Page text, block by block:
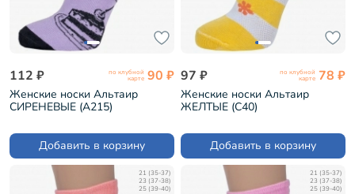
112 ₽ по клубной
карте 90 ₽
Женские носки Альтаир
СИРЕНЕВЫЕ (А215)
Добавить в корзину
97 ₽ по клубной
карте 78 ₽
Женские носки Альтаир
ЖЕЛТЫЕ (С40)
Добавить в корзину
21 (35-37)
23 (37-38)
25 (39-40)
21 (35-37)
23 (37-38)
25 (39-40)